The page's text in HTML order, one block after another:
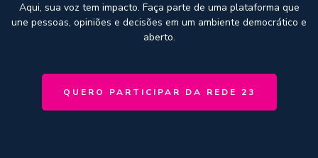
Aqui, sua voz tem impacto. Faça parte de uma plataforma que
une pessoas, opiniões e decisões em um ambiente democrático e
aberto.
QUERO PARTICIPAR DA REDE 23